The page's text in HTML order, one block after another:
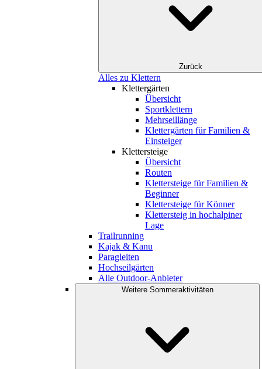
Zurück
Alles zu Klettern
Klettergärten
Übersicht
Sportklettern
Mehrseillänge
Klettergärten für Familien &
Einsteiger
Klettersteige
Übersicht
Routen
Klettersteige für Familien &
Beginner
Klettersteige für Könner
Klettersteig in hochalpiner
Lage
Trailrunning
Kajak & Kanu
Paragleiten
Hochseilgärten
Alle Outdoor-Anbieter
Weitere Sommeraktivitäten